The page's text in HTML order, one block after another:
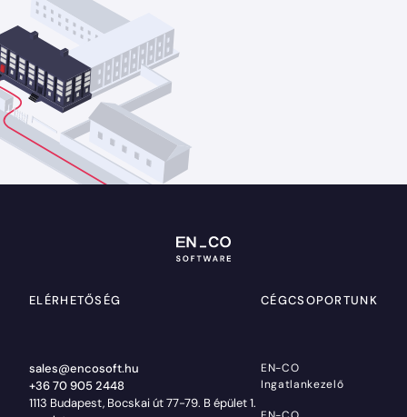
ELÉRHETŐSÉG
sales@encosoft.hu
+36 70 905 2448
1113 Budapest, Bocskai út 77-79. B épület 1.
CÉGCSOPORTUNK
EN-CO
Ingatlankezelő